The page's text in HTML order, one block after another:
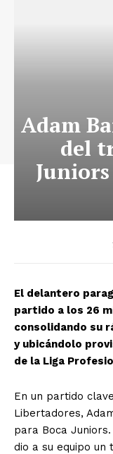
Adam
del
El delantero
partido a los 26
consolidando su
y ubicándolo
de la Liga
En un partido
Libertadores,
para Boca
dio a su equipo